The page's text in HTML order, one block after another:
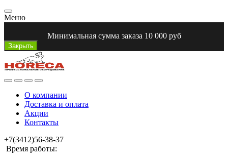
Меню
Минимальная сумма заказа 10 000 руб
Закрыть
О компании
Доставка и оплата
Акции
Контакты
+7(3412)56-38-37
Время работы: